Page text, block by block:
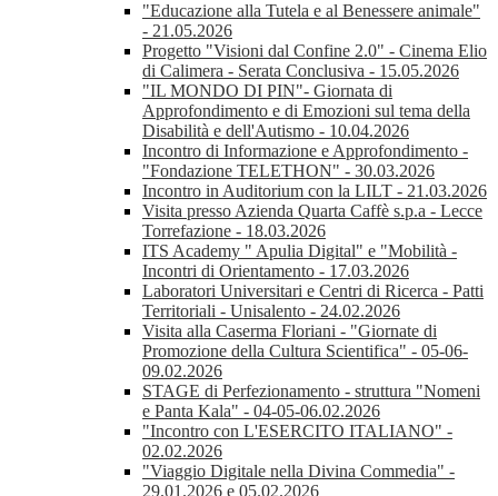
"Educazione alla Tutela e al Benessere animale"
- 21.05.2026
Progetto "Visioni dal Confine 2.0" - Cinema Elio
di Calimera - Serata Conclusiva - 15.05.2026
"IL MONDO DI PIN"- Giornata di
Approfondimento e di Emozioni sul tema della
Disabilità e dell'Autismo - 10.04.2026
Incontro di Informazione e Approfondimento -
"Fondazione TELETHON" - 30.03.2026
Incontro in Auditorium con la LILT - 21.03.2026
Visita presso Azienda Quarta Caffè s.p.a - Lecce
Torrefazione - 18.03.2026
ITS Academy " Apulia Digital" e "Mobilità -
Incontri di Orientamento - 17.03.2026
Laboratori Universitari e Centri di Ricerca - Patti
Territoriali - Unisalento - 24.02.2026
Visita alla Caserma Floriani - "Giornate di
Promozione della Cultura Scientifica" - 05-06-
09.02.2026
STAGE di Perfezionamento - struttura "Nomeni
e Panta Kala" - 04-05-06.02.2026
"Incontro con L'ESERCITO ITALIANO" -
02.02.2026
"Viaggio Digitale nella Divina Commedia" -
29.01.2026 e 05.02.2026